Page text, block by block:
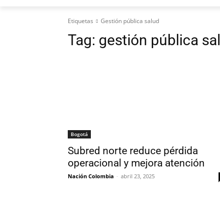
Etiquetas Gestión pública salud
Tag: gestión pública
Bogotá
Subred norte reduce pérdida
operacional y mejora atención
Nación Colombia - abril 23, 2025